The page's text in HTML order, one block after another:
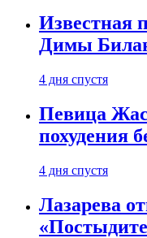
Известная
Димы
4 дня спустя
Певица
похудения
4 дня спустя
Лазарева